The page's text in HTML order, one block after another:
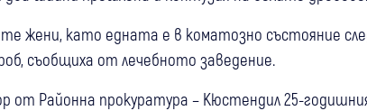
жени, като едната е в коматозно състояние
съобщиха от лечебното заведение.
от Районна прокуратура – Кюстендил 25-